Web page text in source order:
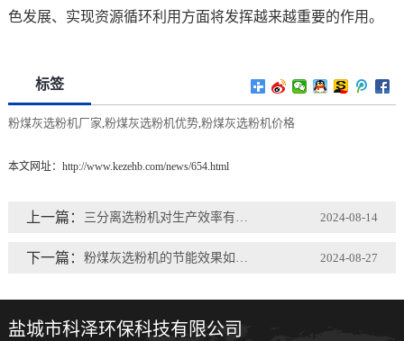
色发展、实现资源循环利用方面将发挥越来越重要的作用。
标签
粉煤灰选粉机厂家,粉煤灰选粉机优势,粉煤灰选粉机价格
本文网址： http://www.kezehb.com/news/654.html
上一篇： 三分离选粉机对生产效率有何提升？ 2024-08-14
下一篇： 粉煤灰选粉机的节能效果如何评价？ 2024-08-27
盐城市科泽环保科技有限公司